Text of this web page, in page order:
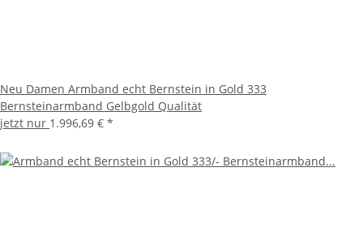
Neu Damen Armband echt Bernstein in Gold 333
Bernsteinarmband Gelbgold Qualität
jetzt nur 1.996,69 € *